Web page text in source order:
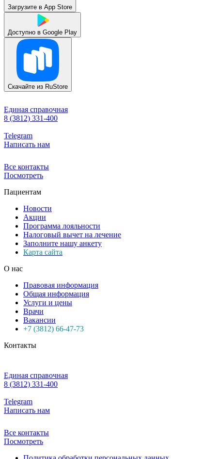
Загрузите в App Store
Доступно в Google Play
Скачайте из RuStore
Единая справочная
8 (3812) 331-400
Telegram
Написать нам
Все контакты
Посмотреть
Пациентам
Новости
Акции
Программа лояльности
Налоговый вычет на лечение
Заполните нашу анкету
Карта сайта
О нас
Правовая информация
Общая информация
Услуги и цены
Врачи
Вакансии
+7 (3812) 66-47-73
Контакты
Единая справочная
8 (3812) 331-400
Telegram
Написать нам
Все контакты
Посмотреть